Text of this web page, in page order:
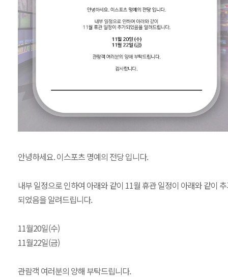
안녕하세요. 이스포츠 명예의 전당 입니다.
내부 일정으로 인하여 아래와 같이 11월 휴관 일정이 아래와 같이
되었음을 알려드립니다.
11월20일(수)
11월22일(금)
관람객 여러분의 양해 부탁드립니다.